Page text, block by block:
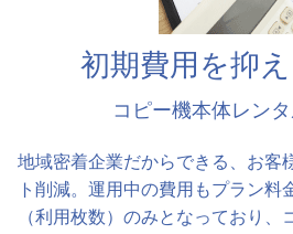
初期費用を抑え
コピー機本体レンタ
地域密着企業だからできる、お客
ト削減。運用中の費用もプラン料
（利用枚数）のみとなっており、